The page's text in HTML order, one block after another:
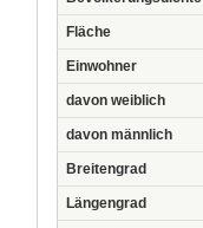
Fläche
Einwohner
davon weiblich
davon männlich
Breitengrad
Längengrad